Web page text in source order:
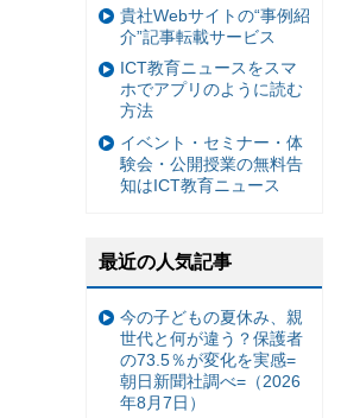
貴社Webサイトの“事例紹
介”記事転載サービス
ICT教育ニュースをスマ
ホでアプリのように読む
方法
イベント・セミナー・体
験会・公開授業の無料告
知はICT教育ニュース
最近の人気記事
今の子どもの夏休み、親
世代と何が違う？保護者
の73.5％が変化を実感=
朝日新聞社調べ=（2026
年8月7日）